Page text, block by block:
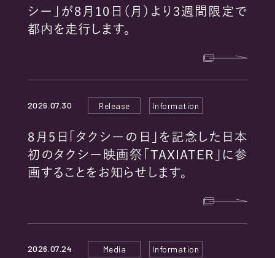
POLICY
TRANSMISSION
シー」が8月10日（月）より3週間限定で
都内を走行します。
2026.07.30 Release Information
8月5日「タクシーの日」を記念した日本
初のタクシー映画祭「TAXIATER」に参
画することをお知らせします。
2026.07.24 Media Information